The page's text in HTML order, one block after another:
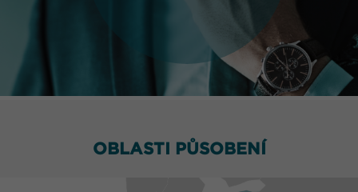
OBLASTI PŮSOBENÍ